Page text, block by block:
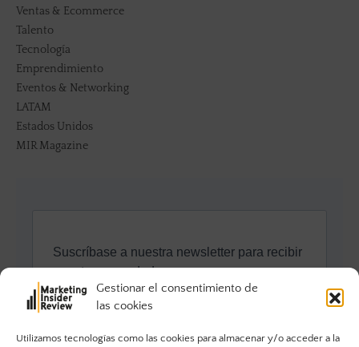
Gestionar el consentimiento de
las cookies
Utilizamos tecnologías como las cookies para almacenar y/o acceder a la
Ventas & Ecommerce
Talento
Tecnología
Emprendimiento
Eventos & Networking
LATAM
Estados Unidos
MIR Magazine